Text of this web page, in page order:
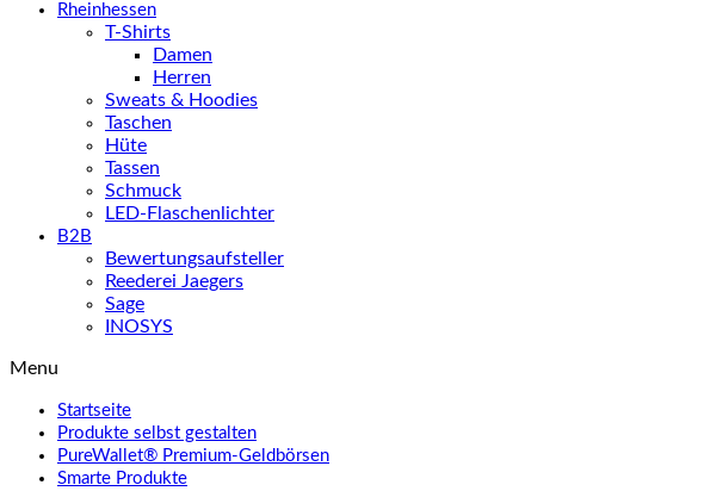
Rheinhessen
T-Shirts
Damen
Herren
Sweats & Hoodies
Taschen
Hüte
Tassen
Schmuck
LED-Flaschenlichter
B2B
Bewertungsaufsteller
Reederei Jaegers
Sage
INOSYS
Menu
Startseite
Produkte selbst gestalten
PureWallet® Premium-Geldbörsen
Smarte Produkte